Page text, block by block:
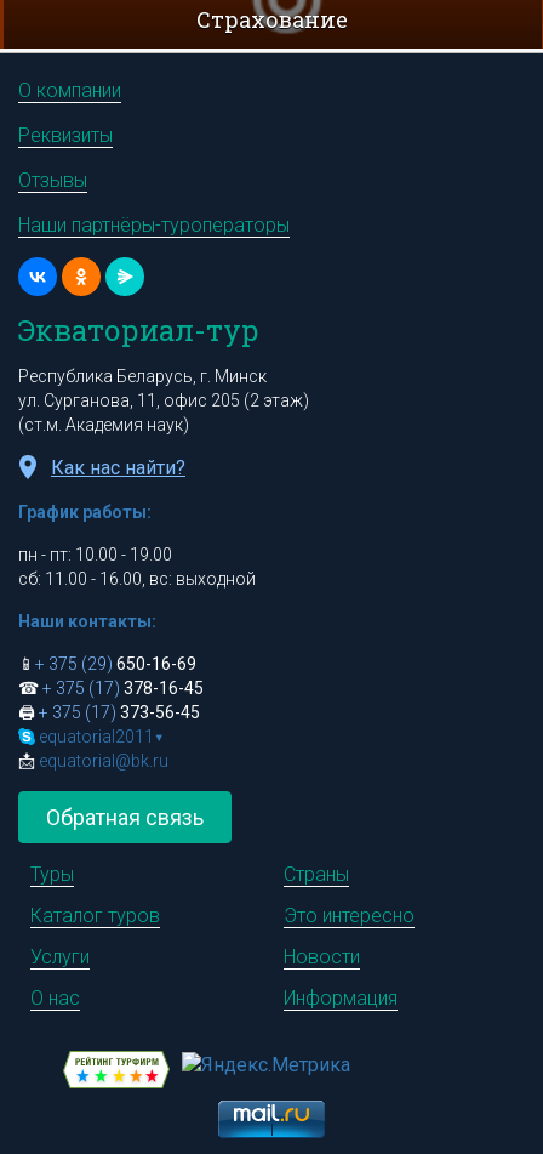
Cтрахование
О компании
Реквизиты
Отзывы
Наши партнёры-туроператоры
Экваториал-тур
Республика Беларусь, г. Минск
ул. Сурганова, 11, офис 205 (2 этаж)
(ст.м. Академия наук)
Как нас найти?
График работы:
пн - пт: 10.00 - 19.00
сб: 11.00 - 16.00, вс: выходной
Наши контакты:
📱 + 375 (29) 650-16-69
☎+ 375 (17) 378-16-45
🖨+ 375 (17) 373-56-45
equatorial2011 ▾
📩 equatorial@bk.ru
Обратная связь
Туры
Страны
Каталог туров
Это интересно
Услуги
Новости
О нас
Информация